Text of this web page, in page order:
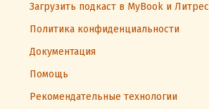
Загрузить подкаст в MyBook и Литрес
Политика конфиденциальности
Документация
Помощь
Рекомендательные технологии